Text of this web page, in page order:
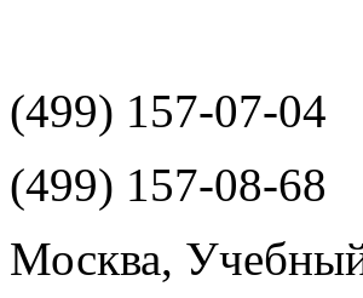
(499) 157-07-04
(499) 157-08-68
Москва,